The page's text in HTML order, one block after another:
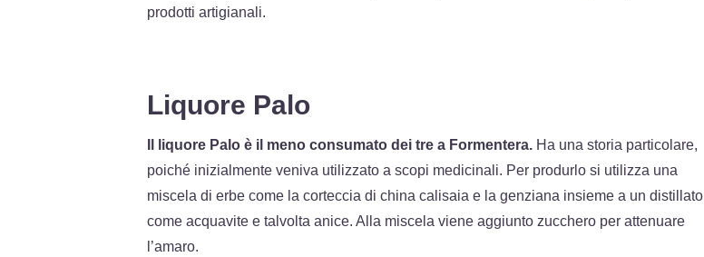
prodotti artigianali.
Liquore Palo
Il liquore Palo è il meno consumato dei tre a Formentera. Ha una storia particolare,
poiché inizialmente veniva utilizzato a scopi medicinali. Per produrlo si utilizza una
miscela di erbe come la corteccia di china calisaia e la genziana insieme a un distillato
come acquavite e talvolta anice. Alla miscela viene aggiunto zucchero per attenuare
l’amaro.